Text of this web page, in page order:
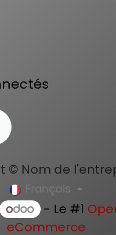
© Nom de
Français
- Le #1
eCommerce